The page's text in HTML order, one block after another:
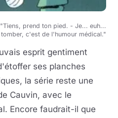
"Tiens, prend ton pied. - Je... euh...
c'est de l'humour médical."
esprit gentiment
ses planches
la série reste une
Cauvin, avec le
Encore faudrait-il que